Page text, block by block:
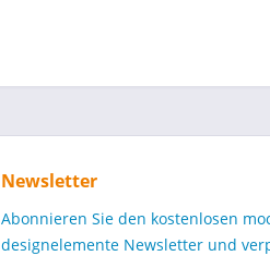
Newsletter
Abonnieren Sie den kostenlosen
designelemente Newsletter und